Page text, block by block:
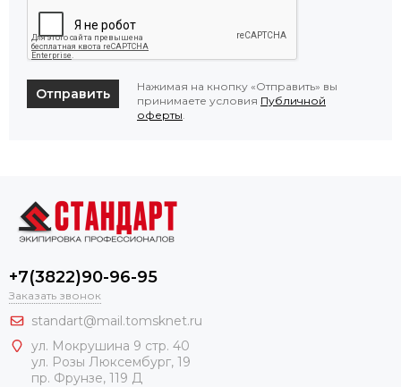
Отправить
Нажимая на кнопку «Отправить» вы
принимаете условия Публичной
оферты.
+7(3822)90-96-95
Заказать звонок
standart@mail.tomsknet.ru
ул. Мокрушина 9 стр. 40
ул. Розы Люксембург, 19
пр. Фрунзе, 119 Д